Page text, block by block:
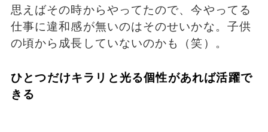
思えばその時からやってたので、今やってる
仕事に違和感が無いのはそのせいかな。子供
の頃から成長していないのかも（笑）。
ひとつだけキラリと光る個性があれば活躍で
きる